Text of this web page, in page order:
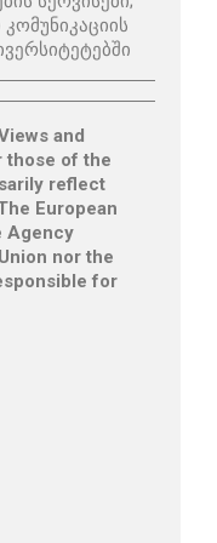
and
those of the
reflect
European
Agency
nor the
for